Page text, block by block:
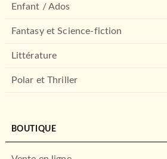
Enfant / Ados
Fantasy et Science-fiction
Littérature
Polar et Thriller
BOUTIQUE